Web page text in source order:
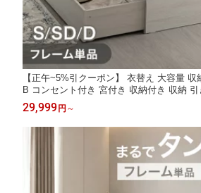
【正午~5%引クーポン】 衣替え 大容量
B コンセント付き 宮付き 収納付き 収納
ッドフレーム ベットフレーム ベッド ベッ
ダブルベッド ダブルベッド シングル
29,999 円 ～